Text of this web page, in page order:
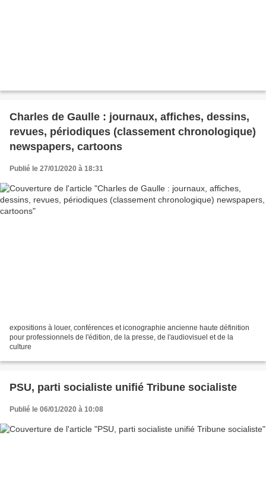
Charles de Gaulle : journaux, affiches, dessins,
revues, périodiques (classement chronologique)
newspapers, cartoons
Publié le 27/01/2020 à 18:31
expositions à louer, conférences et iconographie ancienne haute définition
pour professionnels de l'édition, de la presse, de l'audiovisuel et de la
culture
PSU, parti socialiste unifié Tribune socialiste
Publié le 06/01/2020 à 10:08